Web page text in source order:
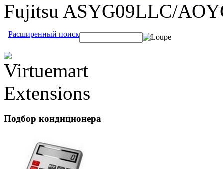
Fujitsu ASYG09LLC/
Расширенный поиск
Подбор кондиционера